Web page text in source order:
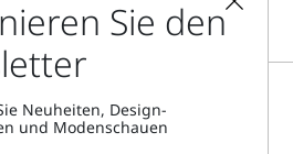
Sie den
Neuheiten, Design-
und Modenschauen